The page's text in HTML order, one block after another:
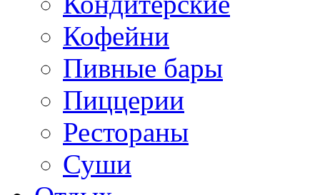
Кофейни
Пивные бары
Пиццерии
Рестораны
Суши